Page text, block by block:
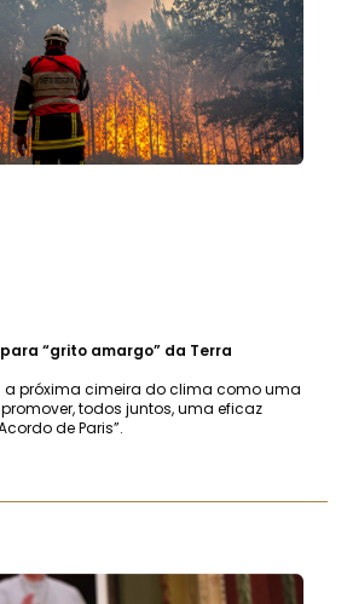
“grito amargo” da Terra
a próxima cimeira do clima como uma
todos juntos, uma eficaz
de Paris”.